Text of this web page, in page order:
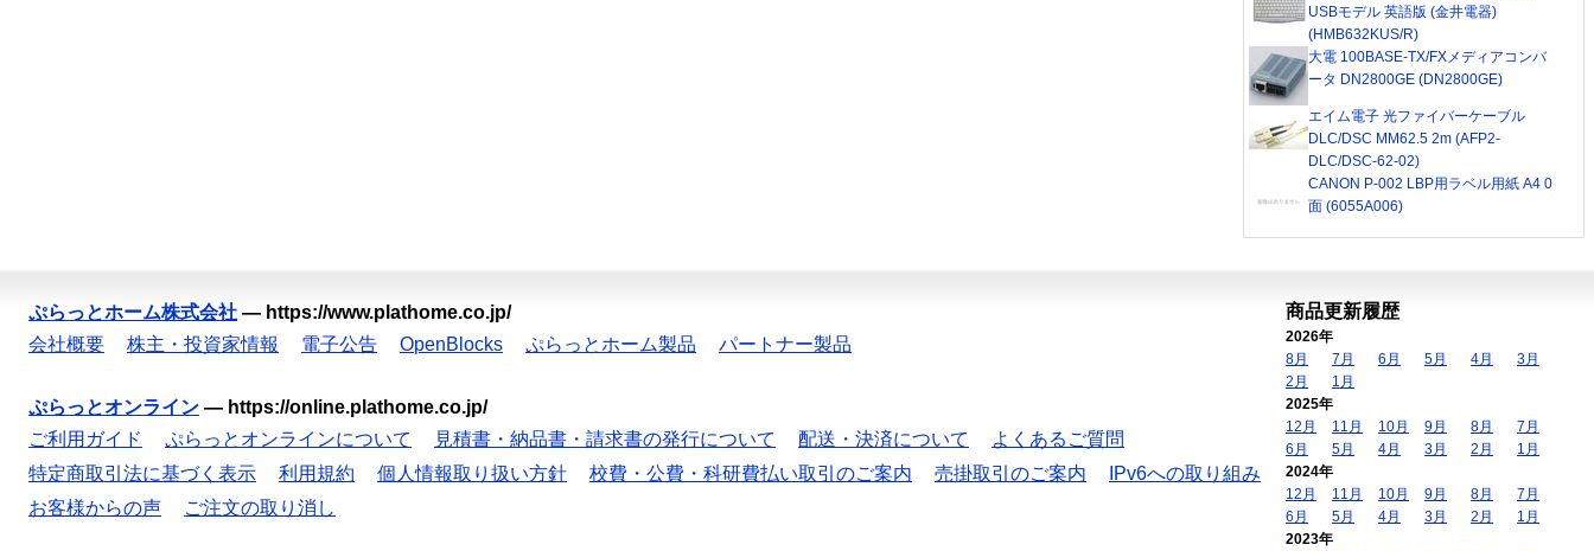
USBモデル 英語版 (金井電器)
(HMB632KUS/R)
大電 100BASE-TX/FXメディアコンバ
ータ DN2800GE (DN2800GE)
エイム電子 光ファイバーケーブル
DLC/DSC MM62.5 2m (AFP2-
DLC/DSC-62-02)
CANON P-002 LBP用ラベル用紙 A4 0
面 (6055A006)
ぷらっとホーム株式会社 — https://www.plathome.co.jp/
会社概要
株主・投資家情報 電子公告 OpenBlocks ぷらっとホーム製品 パートナー製品
ぷらっとオンライン — https://online.plathome.co.jp/
ご利用ガイド
ぷらっとオンラインについて 見積書・納品書・請求書の発行について 配送・決済について
よくあるご質問
特定商取引法に基づく表示
利用規約 個人情報取り扱い方針 校費・公費・科研費払い取引のご案内 売掛取引のご案内
IPv6への取り組み
お客様からの声
ご注文の取り消し
商品更新履歴
2026年
8月
7月 6月 5月 4月
3月
2月
1月
2025年
12月
11月 10月 9月 8月
7月
6月
5月 4月 3月 2月
1月
2024年
12月
11月 10月 9月 8月
7月
6月
5月 4月 3月 2月
1月
2023年